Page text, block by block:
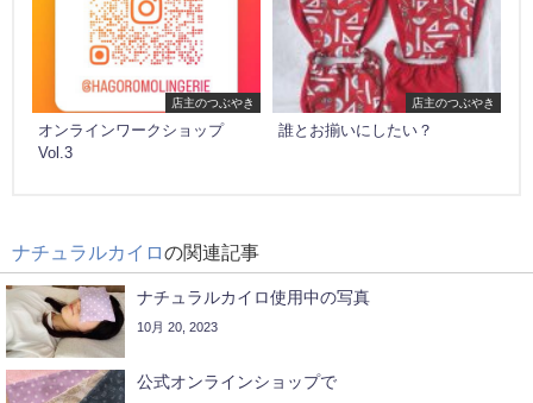
店主のつぶやき
オンラインワークショップ
Vol.3
店主のつぶやき
誰とお揃いにしたい？
ナチュラルカイロの関連記事
ナチュラルカイロ使用中の写真
10月 20, 2023
公式オンラインショップで